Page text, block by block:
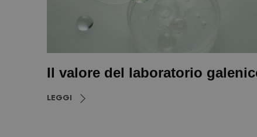
Il valore del laboratorio
LEGGI